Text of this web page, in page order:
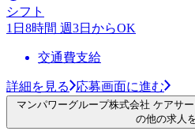
シフト
1日8時間 週3日からOK
交通費支給
詳細を見る 応募画面に進む
マンパワーグループ株式会社 ケアサ
の他の求人